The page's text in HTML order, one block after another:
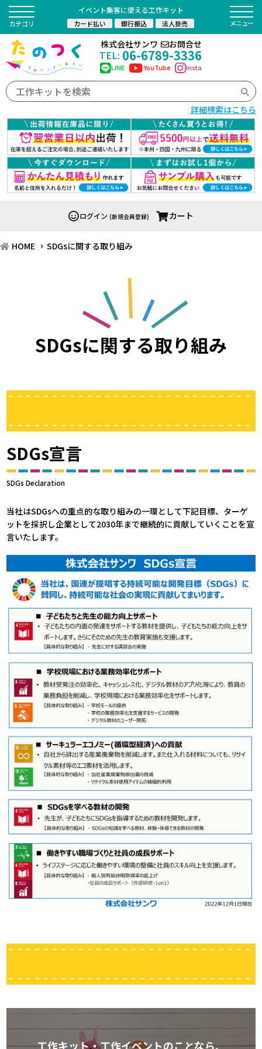
イベント集客に使える工作キット
カード払い 銀行振込 法人掛売
詳細検索はこちら
株式会社サンワ お問合せ
TEL: 06-6789-3336
LINE YouTube Insta
カテゴリ
ログイン (新規会員登録) カート
HOME SDGsに関する取り組み
SDGsに関する取り組み
SDGs宣言
SDGs Declaration
当社はSDGsへの重点的な取り組みの一環として下記目標、ターゲ
ットを採択し企業として2030年まで継続的に貢献していくことを宣
言いたします。
工作キット・工作イベントのことなら、